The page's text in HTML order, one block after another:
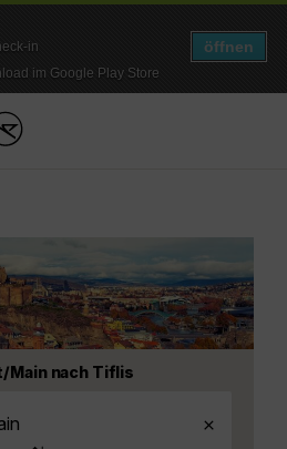
in
im Google Play Store
öffnen
Main nach Tiflis